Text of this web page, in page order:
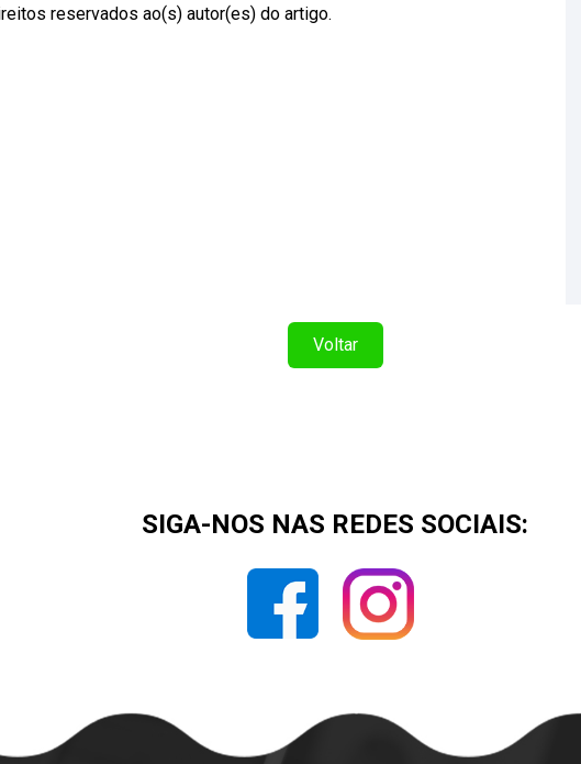
reservados ao(s) autor(es) do artigo.
Voltar
SIGA-NOS NAS REDES SOCIAIS: